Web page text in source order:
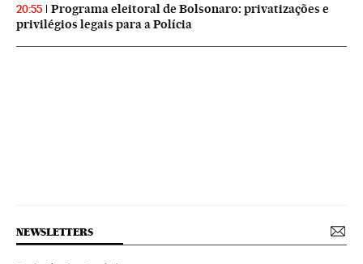
20:55
Programa eleitoral de Bolsonaro: privatizações e
privilégios legais para a Polícia
NEWSLETTERS